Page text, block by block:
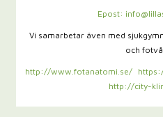
Epost:
Vi samarbetar även med
och
http://www.fotanatomi.se/
http://city-